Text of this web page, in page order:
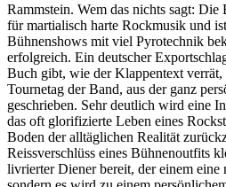
Rammstein. Wem das nichts sagt: Die
für martialisch harte Rockmusik und
Bühnenshows mit viel Pyrotechnik
erfolgreich. Ein deutscher
Buch gibt, wie der Klappentext
Tournetag der Band, aus der ganz
geschrieben. Sehr deutlich wird eine
das oft glorifizierte Leben eines
Boden der alltäglichen Realität
Reissverschlüss eines Bühnenoutfits
livrierter Diener bereit, der einem eine